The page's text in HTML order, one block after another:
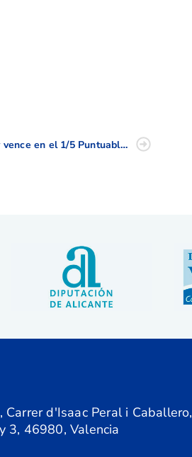
Juan Miró Asorey vence en el 1/5 Puntuable P&P C.V.
Carrer d'Isaac Peral i Caballero,
3, 46980, Valencia